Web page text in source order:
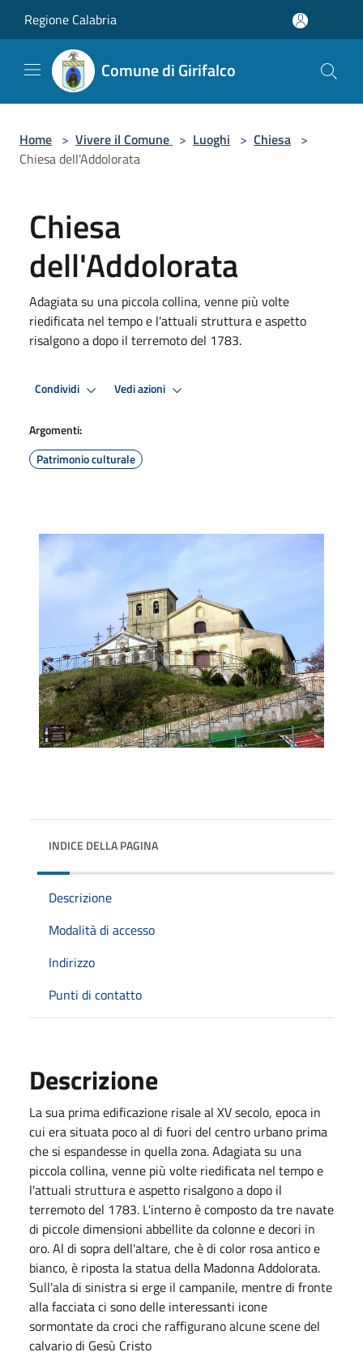
Regione Calabria
Comune di Girifalco
Home > Vivere il Comune > Luoghi > Chiesa >
Chiesa dell'Addolorata
Chiesa
dell'Addolorata
Adagiata su una piccola collina, venne più volte
riedificata nel tempo e l'attuali struttura e aspetto
risalgono a dopo il terremoto del 1783.
Condividi Vedi azioni
Argomenti:
Patrimonio culturale
INDICE DELLA PAGINA
Descrizione
Modalità di accesso
Indirizzo
Punti di contatto
Descrizione
La sua prima edificazione risale al XV secolo, epoca in
cui era situata poco al di fuori del centro urbano prima
che si espandesse in quella zona. Adagiata su una
piccola collina, venne più volte riedificata nel tempo e
l'attuali struttura e aspetto risalgono a dopo il
terremoto del 1783. L'interno è composto da tre navate
di piccole dimensioni abbellite da colonne e decori in
oro. Al di sopra dell'altare, che è di color rosa antico e
bianco, è riposta la statua della Madonna Addolorata.
Sull'ala di sinistra si erge il campanile, mentre di fronte
alla facciata ci sono delle interessanti icone
sormontate da croci che raffigurano alcune scene del
calvario di Gesù Cristo